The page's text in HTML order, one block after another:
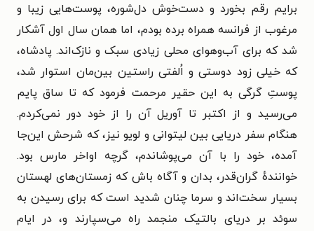
برایم رقم بخورد و دست‌خوش دل‌شوره، پوست‌هایی زیبا و
مرغوب از فرانسه همراه برده بودم، اما همان سال اول آشکار
شد که برای آب‌وهوای محلی زیادی سبک و نازک‌اند. پادشاه،
که خیلی زود دوستی و اُلفتی راستین بین‌مان استوار شد،
پوستِ گرگی به این حقیر مرحمت فرمود که تا ساق پایم
می‌رسید و از اکتبر تا آوریل آن را از خود دور نمی‌کردم.
هنگام سفر دریایی بین لیتوانی و لویو نیز، که شرحش این‌جا
آمده، خود را با آن می‌پوشاندم، گرچه اواخر مارس بود.
خوانندهٔ گران‌قدر، بدان و آگاه باش که زمستان‌های لهستان
بسیار سخت‌اند و سرما چنان شدید است که برای رسیدن به
سوئد بر دریای بالتیک منجمد راه می‌سپارند و، در ایام